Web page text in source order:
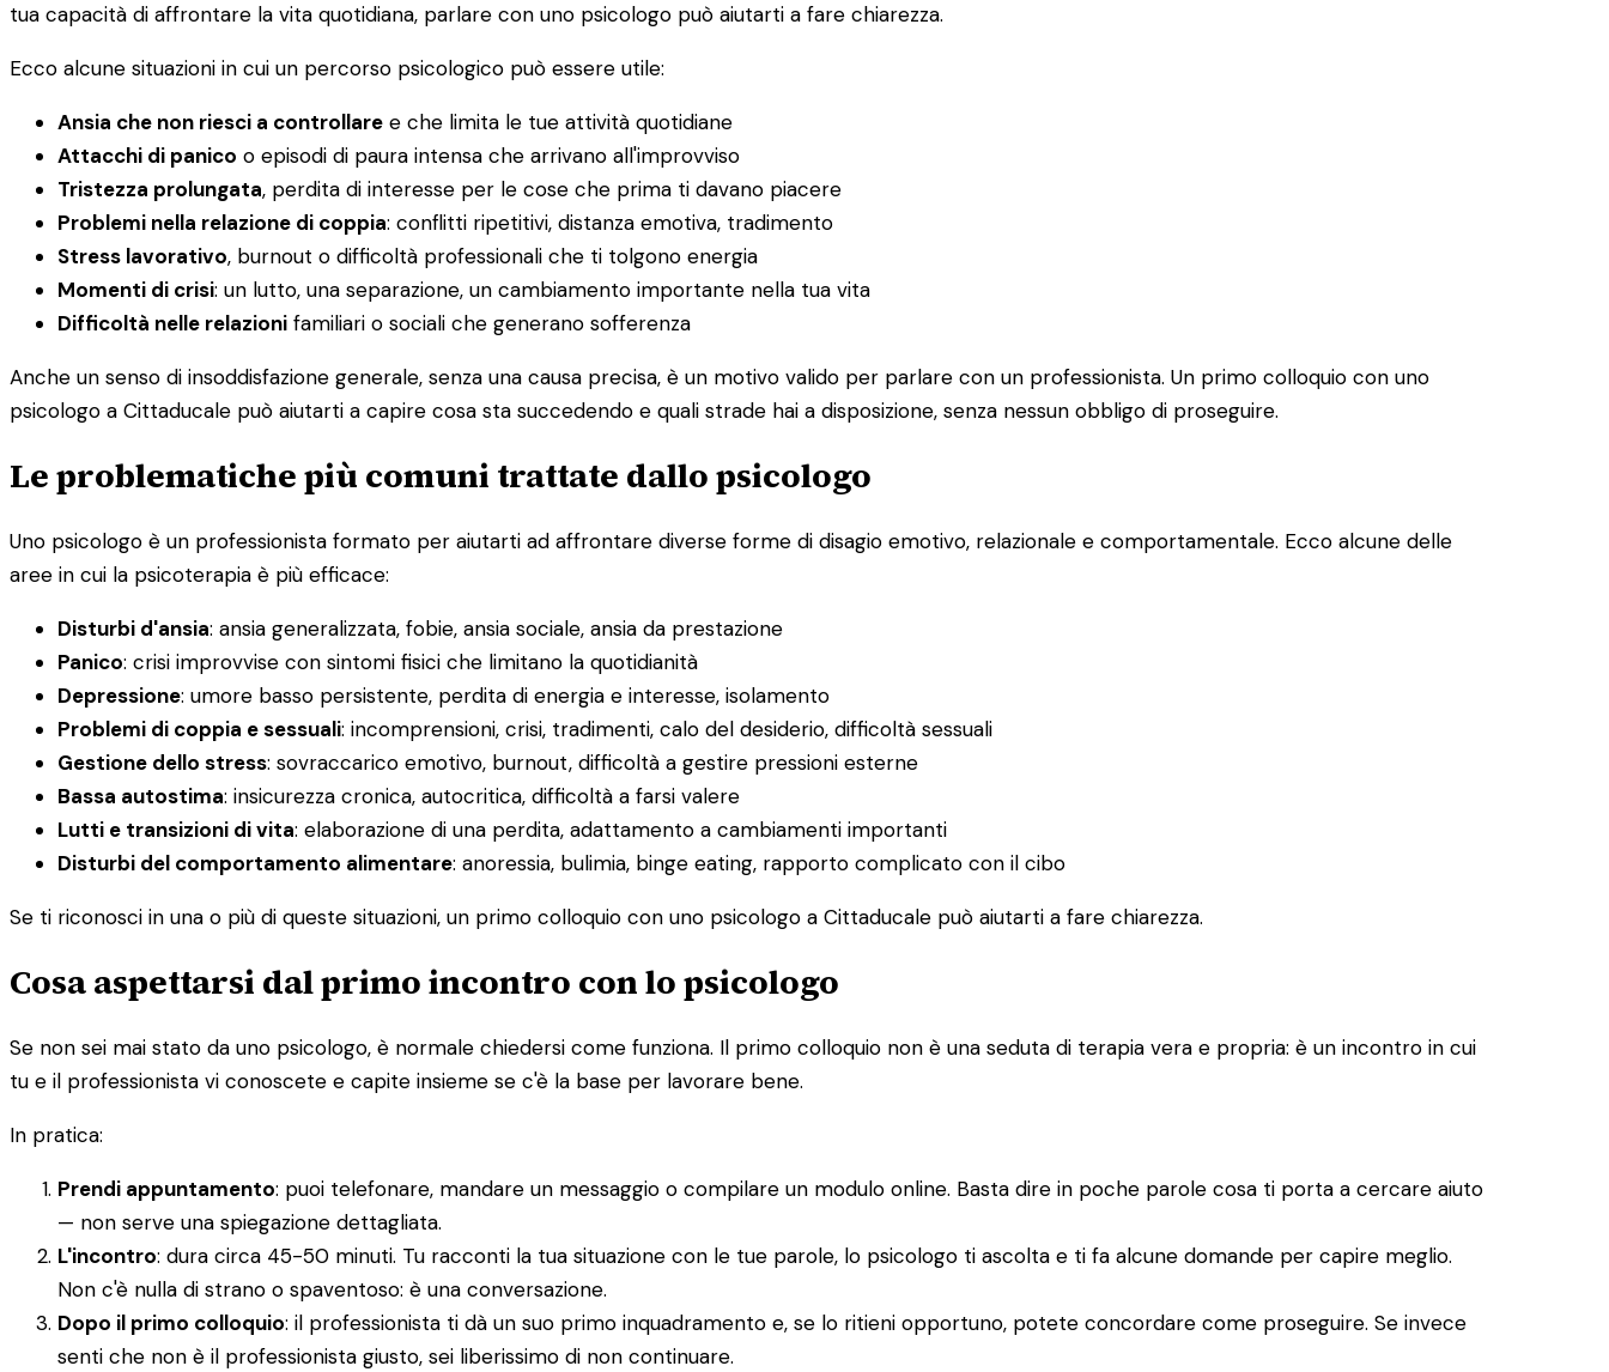
tua capacità di affrontare la vita quotidiana, parlare con uno psicologo può aiutarti a fare chiarezza.
Ecco alcune situazioni in cui un percorso psicologico può essere utile:
Ansia che non riesci a controllare e che limita le tue attività quotidiane
Attacchi di panico o episodi di paura intensa che arrivano all'improvviso
Tristezza prolungata, perdita di interesse per le cose che prima ti davano piacere
Problemi nella relazione di coppia: conflitti ripetitivi, distanza emotiva, tradimento
Stress lavorativo, burnout o difficoltà professionali che ti tolgono energia
Momenti di crisi: un lutto, una separazione, un cambiamento importante nella tua vita
Difficoltà nelle relazioni familiari o sociali che generano sofferenza
Anche un senso di insoddisfazione generale, senza una causa precisa, è un motivo valido per parlare con un professionista. Un primo colloquio con uno
psicologo a Cittaducale può aiutarti a capire cosa sta succedendo e quali strade hai a disposizione, senza nessun obbligo di proseguire.
Le problematiche più comuni trattate dallo psicologo
Uno psicologo è un professionista formato per aiutarti ad affrontare diverse forme di disagio emotivo, relazionale e comportamentale. Ecco alcune delle
aree in cui la psicoterapia è più efficace:
Disturbi d'ansia: ansia generalizzata, fobie, ansia sociale, ansia da prestazione
Panico: crisi improvvise con sintomi fisici che limitano la quotidianità
Depressione: umore basso persistente, perdita di energia e interesse, isolamento
Problemi di coppia e sessuali: incomprensioni, crisi, tradimenti, calo del desiderio, difficoltà sessuali
Gestione dello stress: sovraccarico emotivo, burnout, difficoltà a gestire pressioni esterne
Bassa autostima: insicurezza cronica, autocritica, difficoltà a farsi valere
Lutti e transizioni di vita: elaborazione di una perdita, adattamento a cambiamenti importanti
Disturbi del comportamento alimentare: anoressia, bulimia, binge eating, rapporto complicato con il cibo
Se ti riconosci in una o più di queste situazioni, un primo colloquio con uno psicologo a Cittaducale può aiutarti a fare chiarezza.
Cosa aspettarsi dal primo incontro con lo psicologo
Se non sei mai stato da uno psicologo, è normale chiedersi come funziona. Il primo colloquio non è una seduta di terapia vera e propria: è un incontro in cui
tu e il professionista vi conoscete e capite insieme se c'è la base per lavorare bene.
In pratica:
Prendi appuntamento: puoi telefonare, mandare un messaggio o compilare un modulo online. Basta dire in poche parole cosa ti porta a cercare aiuto
— non serve una spiegazione dettagliata.
L'incontro: dura circa 45-50 minuti. Tu racconti la tua situazione con le tue parole, lo psicologo ti ascolta e ti fa alcune domande per capire meglio.
Non c'è nulla di strano o spaventoso: è una conversazione.
Dopo il primo colloquio: il professionista ti dà un suo primo inquadramento e, se lo ritieni opportuno, potete concordare come proseguire. Se invece
senti che non è il professionista giusto, sei liberissimo di non continuare.